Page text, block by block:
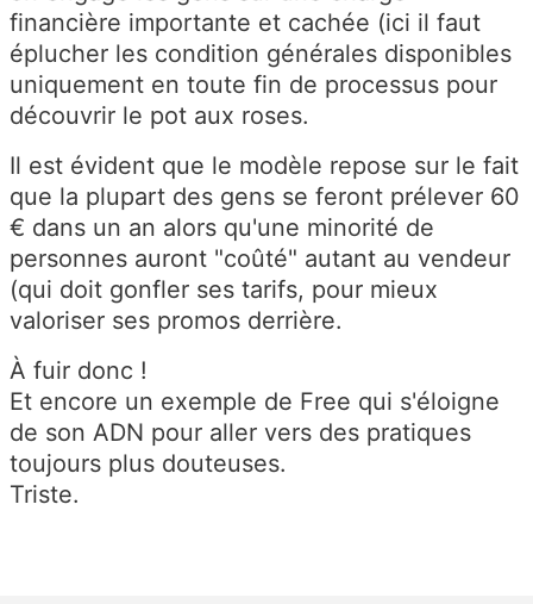
financière importante et cachée (ici il faut
éplucher les condition générales disponibles
uniquement en toute fin de processus pour
découvrir le pot aux roses.
Il est évident que le modèle repose sur le fait
que la plupart des gens se feront prélever 60
€ dans un an alors qu'une minorité de
personnes auront "coûté" autant au vendeur
(qui doit gonfler ses tarifs, pour mieux
valoriser ses promos derrière.
À fuir donc !
Et encore un exemple de Free qui s'éloigne
de son ADN pour aller vers des pratiques
toujours plus douteuses.
Triste.